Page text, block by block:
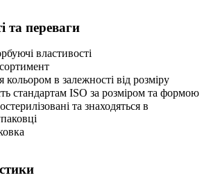
та переваги
властивості
в залежності від розміру
стандартам ISO за розміром та формою
та знаходяться в